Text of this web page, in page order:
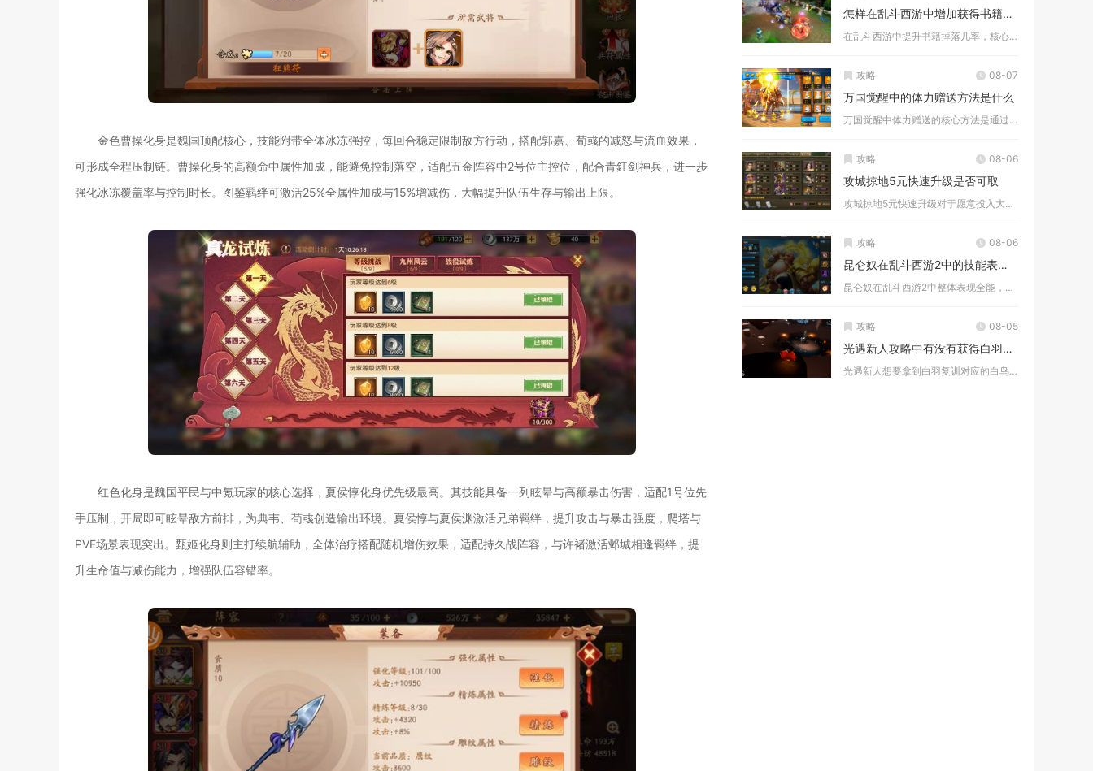
金色曹操化身是魏国顶配核心，技能附带全体冰冻强控，每回合稳定限制敌方行动，搭配郭嘉、荀彧的减怒与流血效果，
可形成全程压制链。曹操化身的高额命中属性加成，能避免控制落空，适配五金阵容中2号位主控位，配合青釭剑神兵，进一步
强化冰冻覆盖率与控制时长。图鉴羁绊可激活25%全属性加成与15%增减伤，大幅提升队伍生存与输出上限。
红色化身是魏国平民与中氪玩家的核心选择，夏侯惇化身优先级最高。其技能具备一列眩晕与高额暴击伤害，适配1号位先
手压制，开局即可眩晕敌方前排，为典韦、荀彧创造输出环境。夏侯惇与夏侯渊激活兄弟羁绊，提升攻击与暴击强度，爬塔与
PVE场景表现突出。甄姬化身则主打续航辅助，全体治疗搭配随机增伤效果，适配持久战阵容，与许褚激活邺城相逢羁绊，提
升生命值与减伤能力，增强队伍容错率。
怎样在乱斗西游中增加获得书籍的几率
在乱斗西游中提升书籍掉落几率，核心在于锁定高概率副本、抓双倍...
攻略 08-07
万国觉醒中的体力赠送方法是什么
万国觉醒中体力赠送的核心方法是通过好友系统互赠，每位好友每日...
攻略 08-06
攻城掠地5元快速升级是否可取
攻城掠地5元快速升级对于愿意投入大量时间的平民玩家可取，纯休...
攻略 08-06
昆仑奴在乱斗西游2中的技能表现如何
昆仑奴在乱斗西游2中整体表现全能，兼顾前排承伤、群体控制、范...
攻略 08-05
光遇新人攻略中有没有获得白羽复训的技巧
光遇新人想要拿到白羽复训对应的白鸟斗篷存在可行的实操技巧，但...